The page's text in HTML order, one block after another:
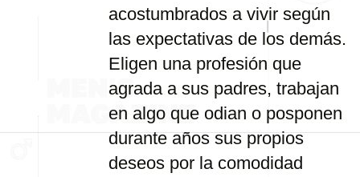
acostumbrados a vivir según
las expectativas de los demás.
Eligen una profesión que
agrada a sus padres, trabajan
en algo que odian o posponen
durante años sus propios
deseos por la comodidad